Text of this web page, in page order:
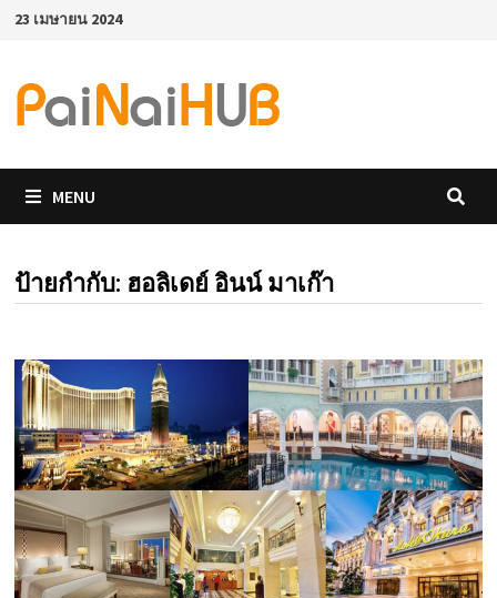
Skip23 เมษายน 2024
MENU
ป้ายกำกับ: ฮอลิเดย์ อินน์ มาเก๊า